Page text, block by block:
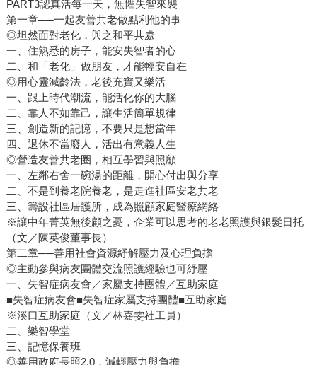
PART3認真活每一天，無懼失智來襲
第一章──一起友善共老做點利他的事
◎坦然面對老化，與之和平共處
一、住熟悉的房子，能安失智者的心
二、和「老化」做朋友，才能輕安自在
◎用心靈減齡法，老後充實又樂活
一、跟上時代潮流，能活化你的大腦
二、靠人不如靠己，讓生活簡單規律
三、創造新的記憶，不要只是想當年
四、退休不當廢人，活出有意義人生
◎營造友善共老圈，相互學習與照顧
一、左鄰右舍一碗湯的距離，開心付出與分享
二、不是到養老院養老，是走進社區安老共老
三、籌設社區居護所，成為照顧家庭醫療網絡
※讓中年菁英無後顧之憂，企業可以思考的老老照護與銀髮日托
（文／陳英俊董事長）
第二章──善用社會資源紓解壓力及心理負擔
◎主動參與病友團體交流照護經驗也可紓壓
一、失智症病友會／家屬支持團體／互助家庭
■失智症病友會■失智症家屬支持團體■互助家庭
※溪口互助家庭（文／林嘉雯社工員）
二、樂智學堂
三、記憶保養班
◎善用政府長照2.0，減輕壓力與負擔